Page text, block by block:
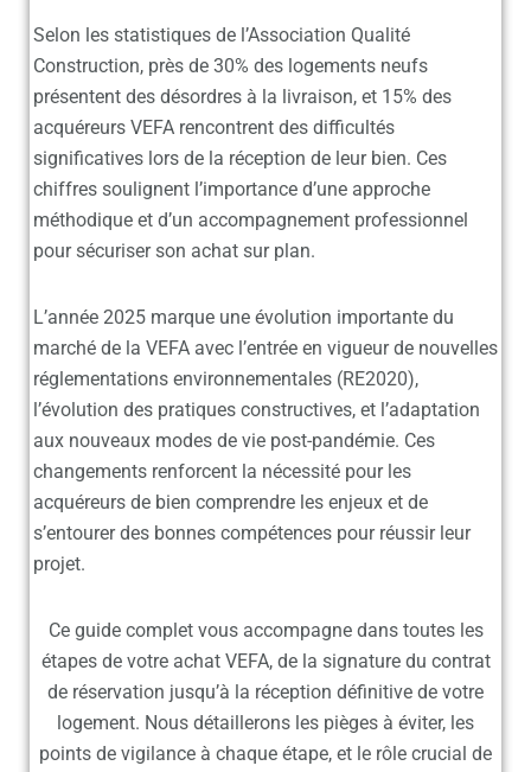
Selon les statistiques de l’Association Qualité
Construction, près de 30% des logements neufs
présentent des désordres à la livraison, et 15% des
acquéreurs VEFA rencontrent des difficultés
significatives lors de la réception de leur bien. Ces
chiffres soulignent l’importance d’une approche
méthodique et d’un accompagnement professionnel
pour sécuriser son achat sur plan.
L’année 2025 marque une évolution importante du
marché de la VEFA avec l’entrée en vigueur de nouvelles
réglementations environnementales (RE2020),
l’évolution des pratiques constructives, et l’adaptation
aux nouveaux modes de vie post-pandémie. Ces
changements renforcent la nécessité pour les
acquéreurs de bien comprendre les enjeux et de
s’entourer des bonnes compétences pour réussir leur
projet.
Ce guide complet vous accompagne dans toutes les
étapes de votre achat VEFA, de la signature du contrat
de réservation jusqu’à la réception définitive de votre
logement. Nous détaillerons les pièges à éviter, les
points de vigilance à chaque étape, et le rôle crucial de